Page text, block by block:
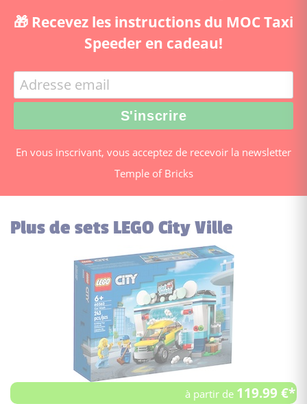
🎁 Recevez les instructions du MOC Taxi
Speeder en cadeau!
En vous inscrivant, vous acceptez de recevoir la newsletter
Temple of Bricks
Plus de sets LEGO City Ville
à partir de 119.99 €*